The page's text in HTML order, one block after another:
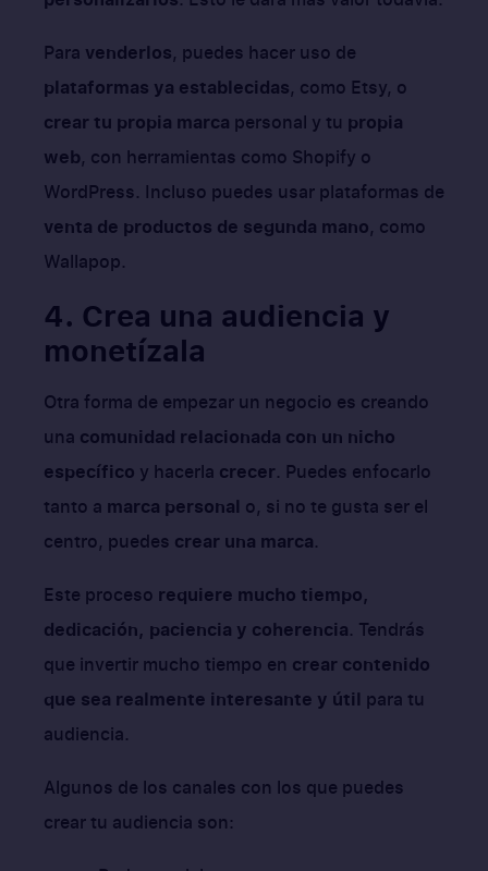
Para venderlos, puedes hacer uso de
plataformas ya establecidas, como Etsy, o
crear tu propia marca personal y tu propia
web, con herramientas como Shopify o
WordPress. Incluso puedes usar plataformas de
venta de productos de segunda mano, como
Wallapop.
4. Crea una audiencia y
monetízala
Otra forma de empezar un negocio es creando
una comunidad relacionada con un nicho
específico y hacerla crecer. Puedes enfocarlo
tanto a marca personal o, si no te gusta ser el
centro, puedes crear una marca.
Este proceso requiere mucho tiempo,
dedicación, paciencia y coherencia. Tendrás
que invertir mucho tiempo en crear contenido
que sea realmente interesante y útil para tu
audiencia.
Algunos de los canales con los que puedes
crear tu audiencia son: